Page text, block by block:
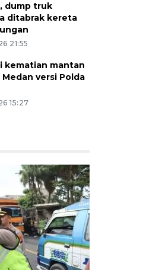
dump truk
ditabrak kereta
21:55
kematian mantan
versi Polda
15:27